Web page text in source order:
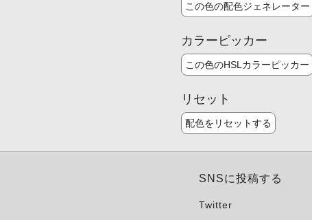
この色の配色ジェネレーター
カラーピッカー
この色のHSLカラーピッカー
リセット
配色をリセットする
SNSに投稿する
Twitter